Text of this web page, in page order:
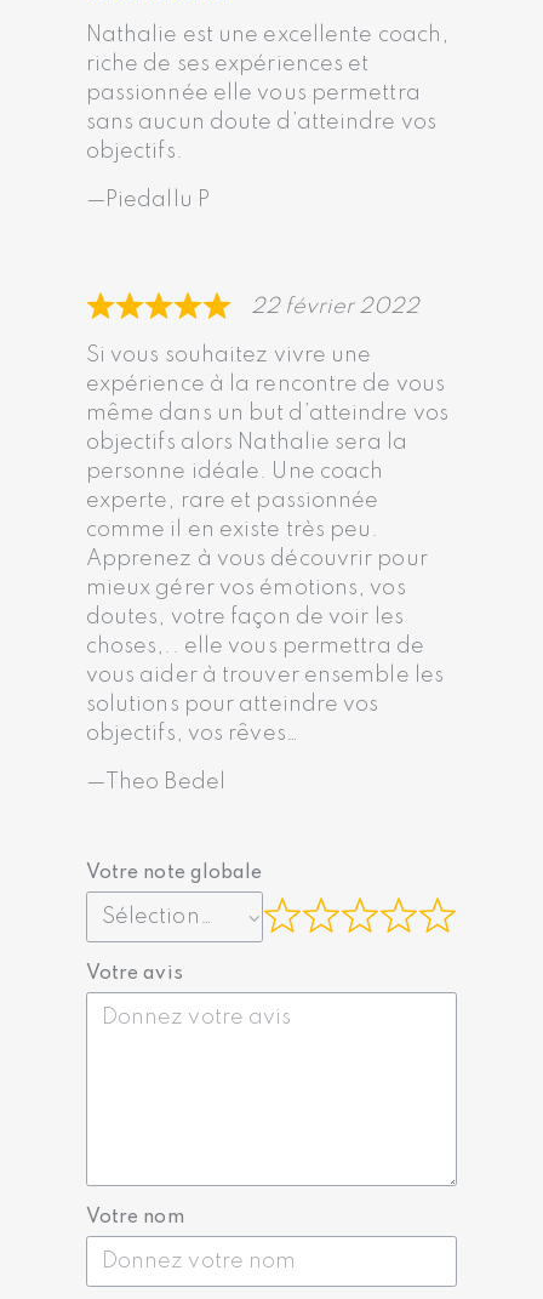
Nathalie est une excellente coach,
riche de ses expériences et
passionnée elle vous permettra
sans aucun doute d’atteindre vos
objectifs.
Piedallu P
22 février 2022
Si vous souhaitez vivre une
expérience à la rencontre de vous
même dans un but d’atteindre vos
objectifs alors Nathalie sera la
personne idéale. Une coach
experte, rare et passionnée
comme il en existe très peu.
Apprenez à vous découvrir pour
mieux gérer vos émotions, vos
doutes, votre façon de voir les
choses,.. elle vous permettra de
vous aider à trouver ensemble les
solutions pour atteindre vos
objectifs, vos rêves…
Theo Bedel
Votre note globale
Votre avis
Votre nom